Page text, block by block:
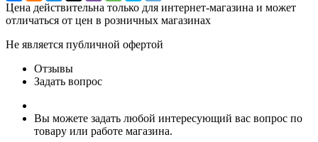
Цена действительна только для интернет-магазина и может
отличаться от цен в розничных магазинах
Не является публичной офертой
Отзывы
Задать вопрос
Вы можете задать любой интересующий вас вопрос по
товару или работе магазина.